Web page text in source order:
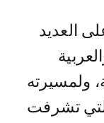
العديد
ولمسيرته
تشرفت